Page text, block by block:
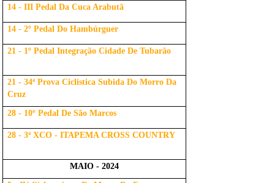
14 - III Pedal Da Cuca Arabutã
14 - 2º Pedal Do Hambúrguer
21 - 1º Pedal Integração Cidade De Tubarão
21 - 34ª Prova Ciclistica Subida Do Morro Da
Cruz
28 - 10º Pedal De São Marcos
28 - 3ª XCO - ITAPEMA CROSS COUNTRY
MAIO - 2024